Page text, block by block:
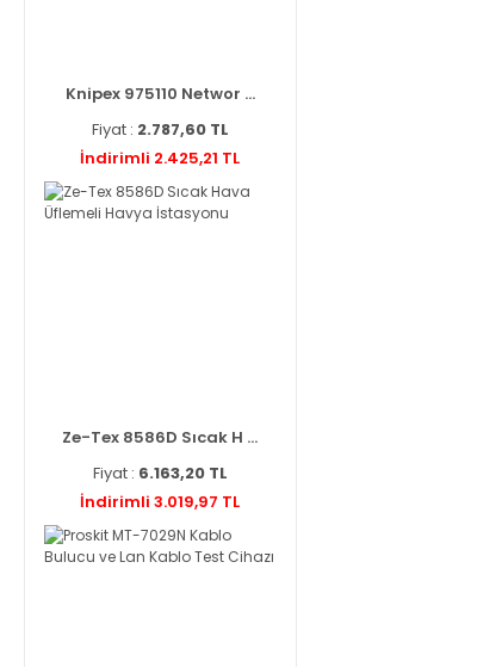
Knipex 975110 Networ ...
Fiyat : 2.787,60 TL
İndirimli 2.425,21 TL
Ze-Tex 8586D Sıcak H ...
Fiyat : 6.163,20 TL
İndirimli 3.019,97 TL